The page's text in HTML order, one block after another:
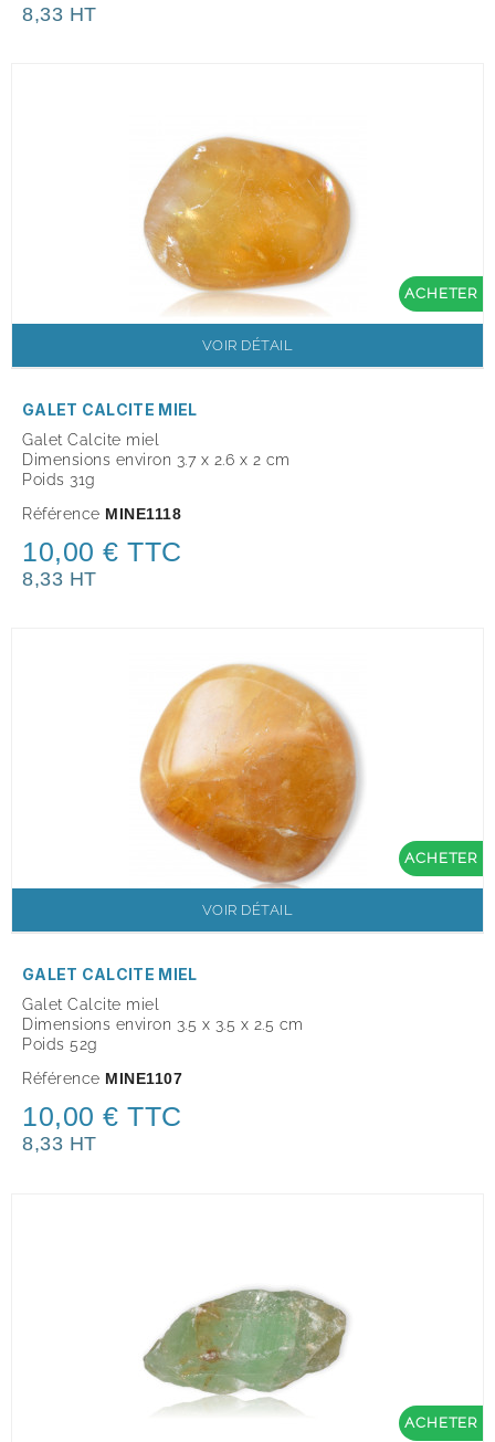
8,33 HT
ACHETER
VOIR DÉTAIL
GALET CALCITE MIEL
Galet Calcite miel
Dimensions environ 3.7 x 2.6 x 2 cm
Poids 31g
Référence MINE1118
10,00 € TTC
8,33 HT
ACHETER
VOIR DÉTAIL
GALET CALCITE MIEL
Galet Calcite miel
Dimensions environ 3.5 x 3.5 x 2.5 cm
Poids 52g
Référence MINE1107
10,00 € TTC
8,33 HT
ACHETER